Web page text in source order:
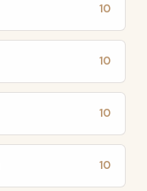
10
10
10
10